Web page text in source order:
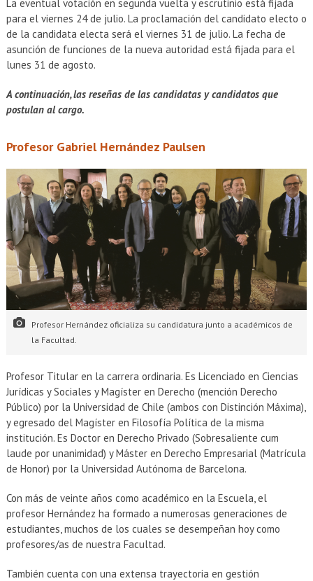
La eventual votación en segunda vuelta y escrutinio está fijada
para el viernes 24 de julio. La proclamación del candidato electo o
de la candidata electa será el viernes 31 de julio. La fecha de
asunción de funciones de la nueva autoridad está fijada para el
lunes 31 de agosto.
A continuación, las reseñas de las candidatas y candidatos que
postulan al cargo.
Profesor Gabriel Hernández Paulsen
Profesor Hernández oficializa su candidatura junto a académicos de
la Facultad.
Profesor Titular en la carrera ordinaria. Es Licenciado en Ciencias
Jurídicas y Sociales y Magíster en Derecho (mención Derecho
Público) por la Universidad de Chile (ambos con Distinción Máxima),
y egresado del Magíster en Filosofía Política de la misma
institución. Es Doctor en Derecho Privado (Sobresaliente cum
laude por unanimidad) y Máster en Derecho Empresarial (Matrícula
de Honor) por la Universidad Autónoma de Barcelona.
Con más de veinte años como académico en la Escuela, el
profesor Hernández ha formado a numerosas generaciones de
estudiantes, muchos de los cuales se desempeñan hoy como
profesores/as de nuestra Facultad.
También cuenta con una extensa trayectoria en gestión